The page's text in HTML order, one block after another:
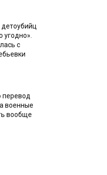
с
перевод
военные
вообще